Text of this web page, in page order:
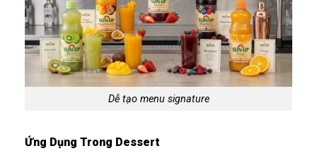
Dễ tạo menu signature
Ứng Dụng Trong Dessert